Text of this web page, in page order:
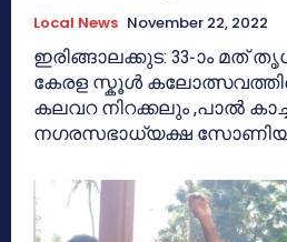
Local News November 22, 2022
ഇരിങ്ങാലക്കുട: 33-ാം
കേരള സ്കൂൾ
കലവറ നിറക്കലും ,പാൽ
നഗരസഭാധ്യക്ഷ സോണിയ